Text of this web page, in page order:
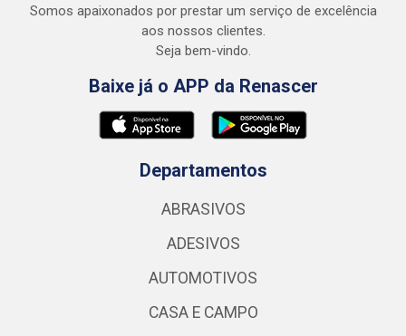
Somos apaixonados por prestar um serviço de excelência
aos nossos clientes.
Seja bem-vindo.
Baixe já o APP da Renascer
Departamentos
ABRASIVOS
ADESIVOS
AUTOMOTIVOS
CASA E CAMPO